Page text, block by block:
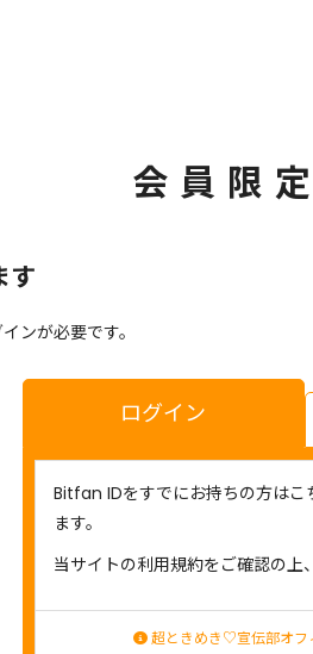
会員限
す
ンが必要です。
ログイン
Bitfan IDをすでにお持ちの方はこ
ます。
当サイトの利用規約をご確認の上
超ときめき♡宣伝部オフ